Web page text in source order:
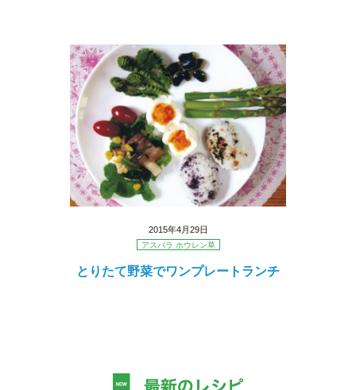
2015年4月29日
アスパラ ホウレン草
とりたて野菜でワンプレートランチ